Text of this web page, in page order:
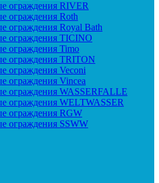
ограждения RIVER
ограждения Roth
ограждения Royal Bath
ограждения TICINO
ограждения Timo
ограждения TRITON
ограждения Veconi
ограждения Vincea
ограждения WASSERFALLE
ограждения WELTWASSER
ограждения RGW
ограждения SSWW